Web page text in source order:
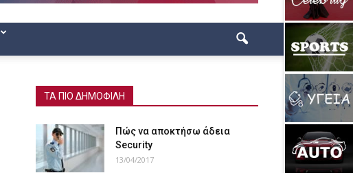
ΤΑ ΠΙΟ ΔΗΜΟΦΙΛΗ
Πώς να αποκτήσω άδεια
Security
13/04/2017